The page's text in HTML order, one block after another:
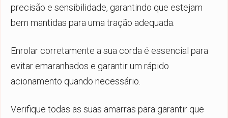
precisão e sensibilidade, garantindo que estejam
bem mantidas para uma tração adequada.
Enrolar corretamente a sua corda é essencial para
evitar emaranhados e garantir um rápido
acionamento quando necessário.
Verifique todas as suas amarras para garantir que